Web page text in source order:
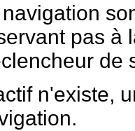
pas à
de
n'existe,